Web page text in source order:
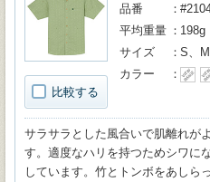
比較する
品番
平均重量
198g
サイズ
S、
カラー
サラサラとした風合いで肌離れが
す。適度なハリを持つためシワに
しています。竹とトンボをあしら